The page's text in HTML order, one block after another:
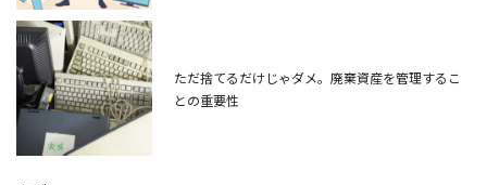
ただ捨てるだけじゃダメ。廃棄資産を管理するこ
との重要性